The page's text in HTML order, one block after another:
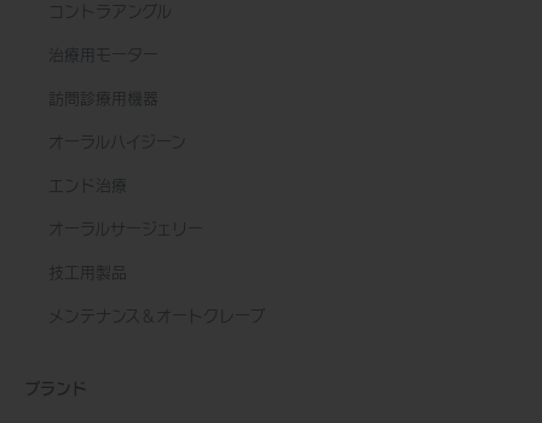
コントラアングル
治療用モーター
訪問診療用機器
オーラルハイジーン
エンド治療
オーラルサージェリー
技工用製品
メンテナンス＆オートクレーブ
ブランド